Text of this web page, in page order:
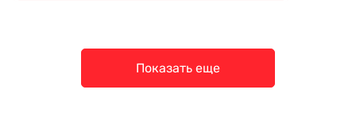
Показать еще